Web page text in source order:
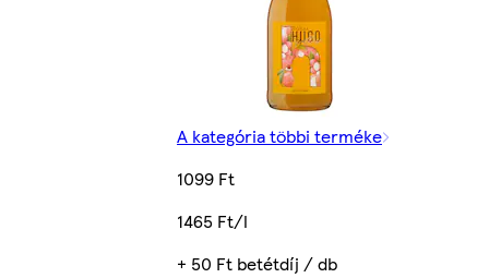
A kategória többi terméke
1099 Ft
1465 Ft/l
+ 50 Ft betétdíj / db